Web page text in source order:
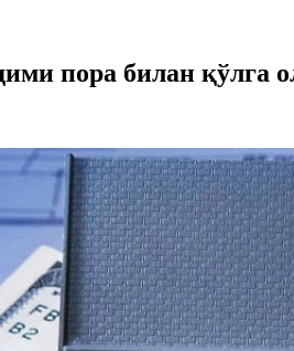
пора билан қўлга